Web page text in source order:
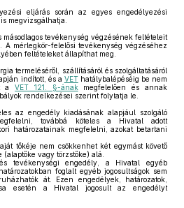
eljárás során az egyes engedélyezési
megvizsgálhatja.
másodlagos tevékenység végzésének feltételeit
A mérlegkör-felelősi tevékenység végzéséhez
feltételeket állapíthat meg.
termeléséről, szállításáról és szolgáltatásáról
indított, és a VEThatálybalépéséig be nem
aVET 121. §-ánakmegfelelően és annak
rendelkezései szerint folytatja le.
az engedély kiadásának alapjául szolgáló
továbbá köteles a Hivatal adott
határozatainak megfelelni, azokat betartani
tőkéje nem csökkenhet két egymást követő
vagy törzstőke) alá.
tevékenységi engedély, a Hivatal egyéb
foglalt egyéb jogosultságok sem
át. Ezen engedélyek, határozatok,
esetén a Hivatal jogosult az engedélyt